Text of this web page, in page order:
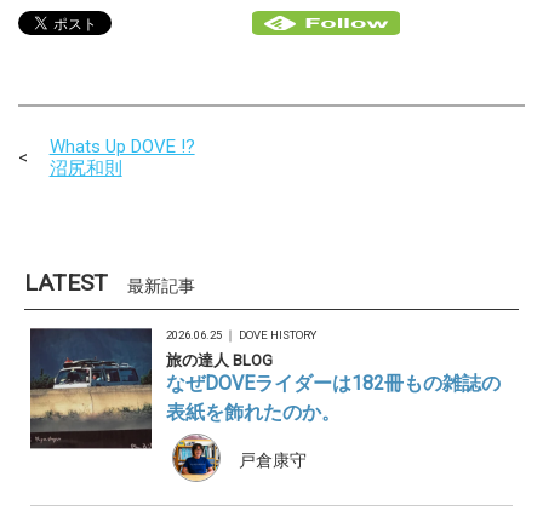
Whats Up DOVE !?
沼尻和則
LATEST 最新記事
2026.06.25 ｜ DOVE HISTORY
旅の達人 BLOG
なぜDOVEライダーは182冊もの雑誌の
表紙を飾れたのか。
戸倉康守